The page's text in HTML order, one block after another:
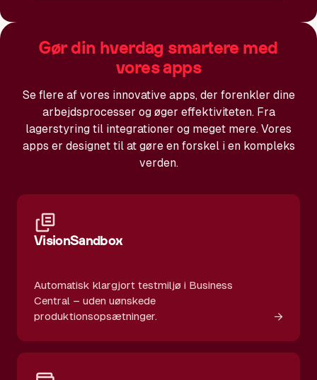
Gør din hverdag smartere med
vores apps
Se flere af vores innovative apps, der forenkler dine
arbejdsprocesser og øger effektiviteten. Fra
lagerstyring til integrationer og meget mere. Vores
apps er designet til at gøre en forskel i en kompleks
verden.
VisionSandbox
Automatisk klargjort testmiljø i Business
Central – uden uønskede
produktionsopsætninger.
→